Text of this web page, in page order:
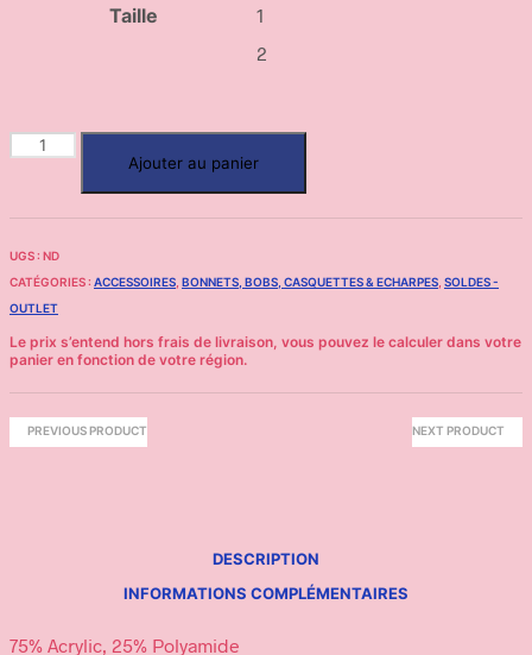
Taille
1
2
Ajouter au panier
UGS : ND
CATÉGORIES : ACCESSOIRES BONNETS, BOBS, CASQUETTES & ECHARPES SOLDES -
OUTLET
PREVIOUS PRODUCT NEXT PRODUCT
DESCRIPTION
INFORMATIONS COMPLÉMENTAIRES
75% Acrylic, 25% Polyamide